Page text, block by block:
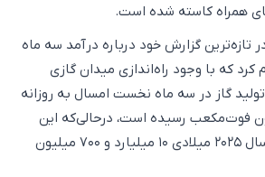
همراه کاسته شده است.
تازه‌ترین گزارش خود درباره درآمد سه‌ ماه
که با وجود راه‌اندازی میدان گازی
گاز در سه‌ ماه نخست امسال به روزانه
و ۵۰۰ میلیون فوت‌مکعب رسیده است، درحالی‌که این
رقم در سه‌ ماه چهارم سال ۲۰۲۵ میلادی ۱۰ میلیارد و ۷۰۰ میلیون